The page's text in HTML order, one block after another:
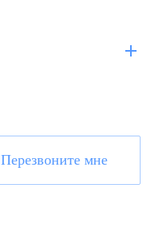
Перезвоните мне